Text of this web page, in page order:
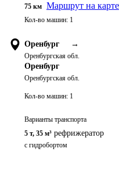
75 км Маршрут на карте
Кол-во машин: 1
Оренбург →
Оренбургская обл.
Оренбург
Оренбургская обл.
Кол-во машин: 1
Варианты транспорта
5 т, 35 м³ рефрижератор
с гидробортом